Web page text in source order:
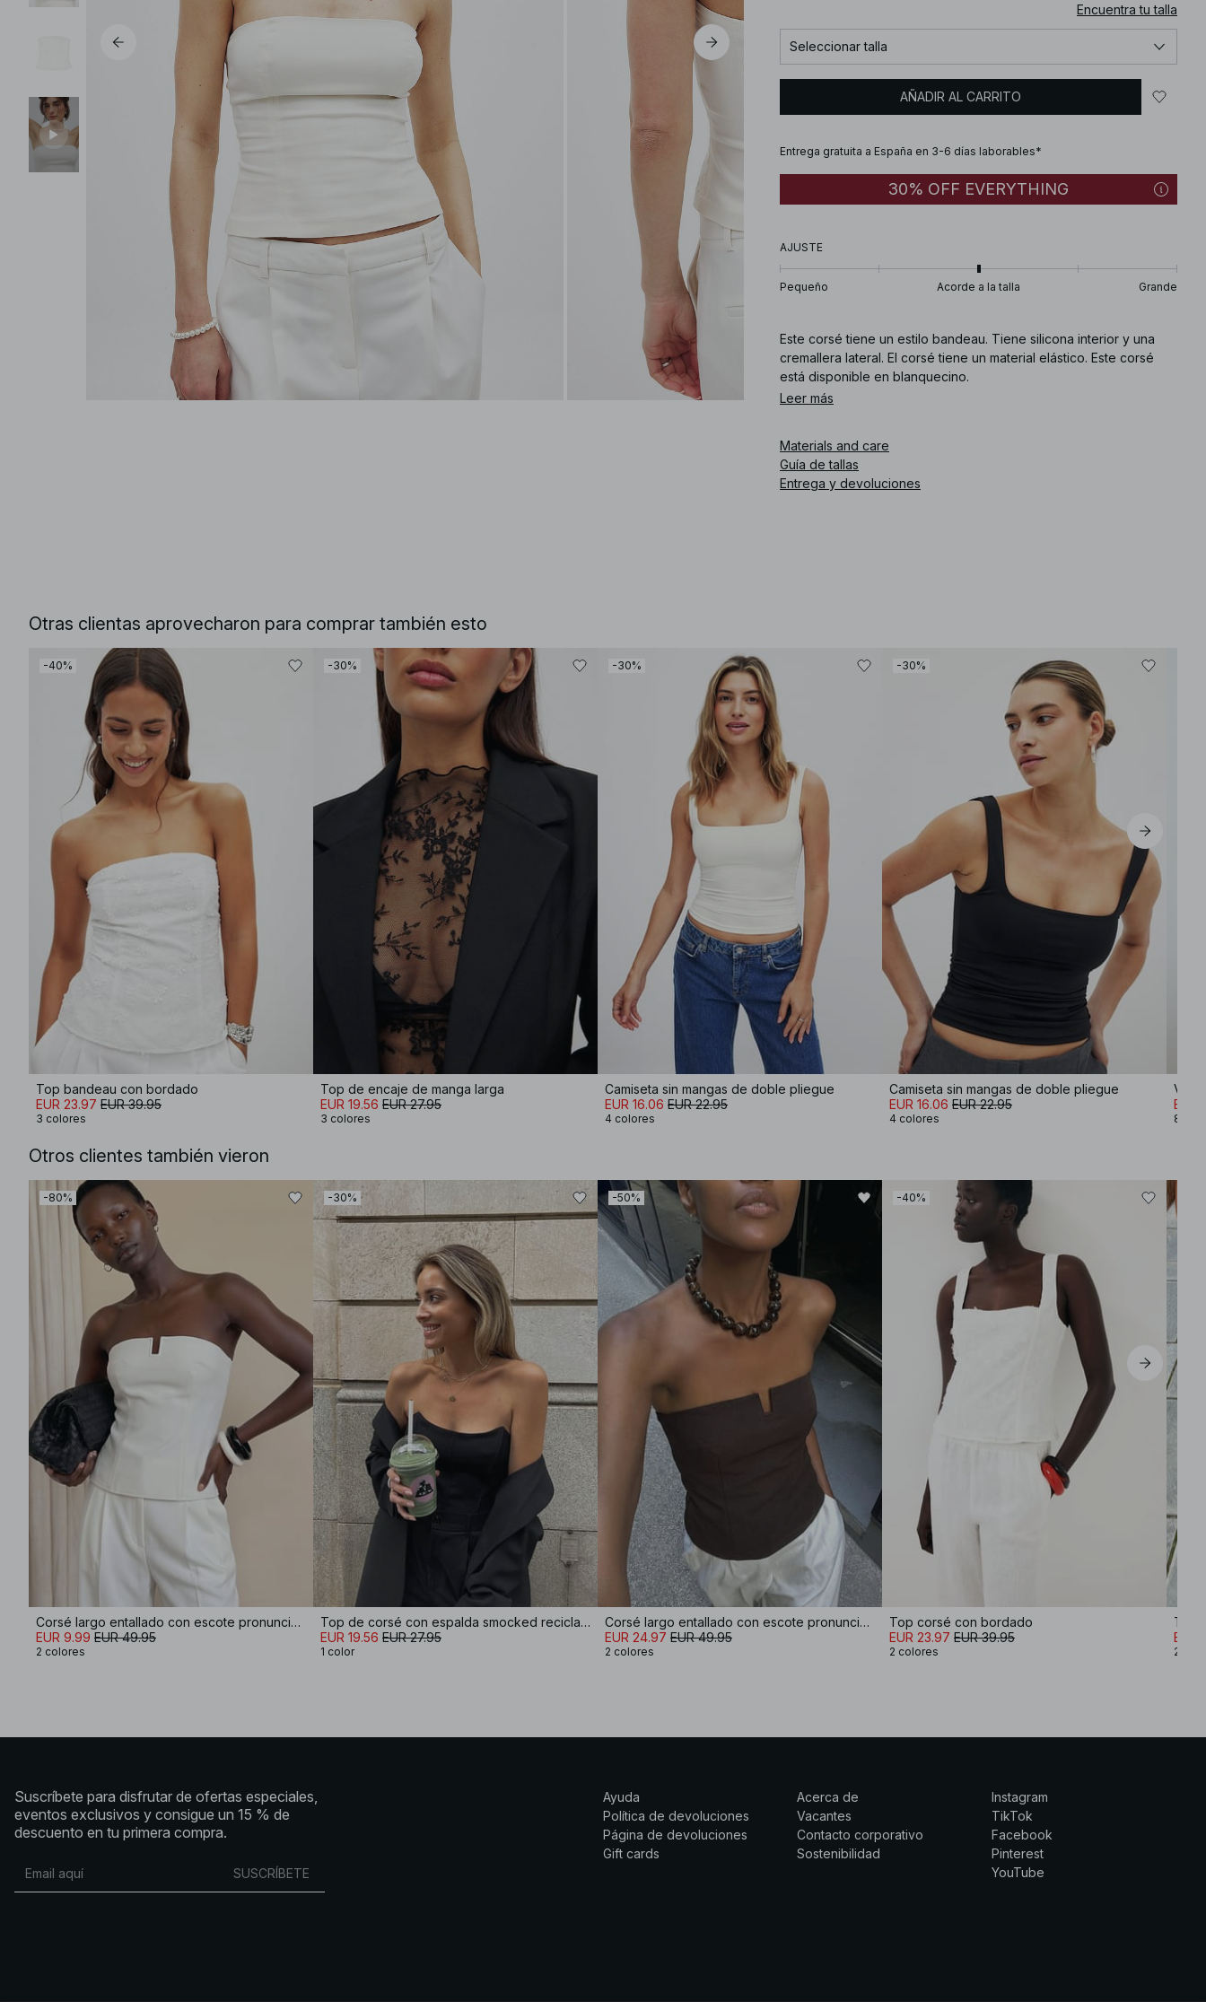
Encuentra tu talla
Seleccionar talla
AÑADIR AL CARRITO
Entrega gratuita a España en 3-6 días laborables*
30% OFF EVERYTHING
AJUSTE
Pequeño Acorde a la talla Grande
Este corsé tiene un estilo bandeau. Tiene silicona interior y una
cremallera lateral. El corsé tiene un material elástico. Este corsé
está disponible en blanquecino.
Leer más
Materials and care
Guía de tallas
Entrega y devoluciones
Otras clientas aprovecharon para comprar también esto
-40%
Top bandeau con bordado
EUR 23.97 EUR 39.95
3 colores
-30%
Top de encaje de manga larga
EUR 19.56 EUR 27.95
3 colores
-30%
Camiseta sin mangas de doble pliegue
EUR 16.06 EUR 22.95
4 colores
-30%
Camiseta sin mangas de doble pliegue
EUR 16.06 EUR 22.95
4 colores
EUR
8
Otros clientes también vieron
-80%
Corsé largo entallado con escote pronunciado
EUR 9.99 EUR 49.95
2 colores
-30%
Top de corsé con espalda smocked reciclado
EUR 19.56 EUR 27.95
1 color
-50%
Corsé largo entallado con escote pronunciado
EUR 24.97 EUR 49.95
2 colores
-40%
Top corsé con bordado
EUR 23.97 EUR 39.95
2 colores
Top
EUR
2
Suscríbete para disfrutar de ofertas especiales,
eventos exclusivos y consigue un 15 % de
descuento en tu primera compra.
SUSCRÍBETE
Ayuda
Política de devoluciones
Página de devoluciones
Gift cards
Acerca de
Vacantes
Contacto corporativo
Sostenibilidad
Instagram
TikTok
Facebook
Pinterest
YouTube